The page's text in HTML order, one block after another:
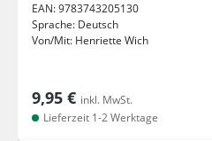
EAN:9783743205130
Sprache: Deutsch
Von/Mit: Henriette Wich
9,95 € inkl. MwSt.
Lieferzeit 1-2 Werktage